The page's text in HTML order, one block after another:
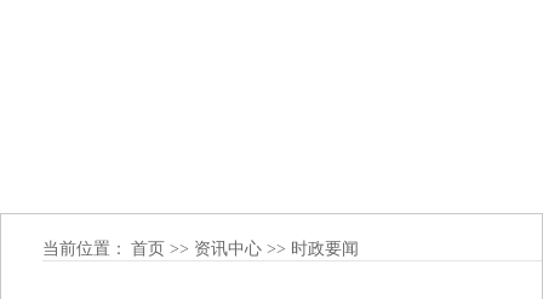
当前位置： 首页 >> 资讯中心>> 时政要闻